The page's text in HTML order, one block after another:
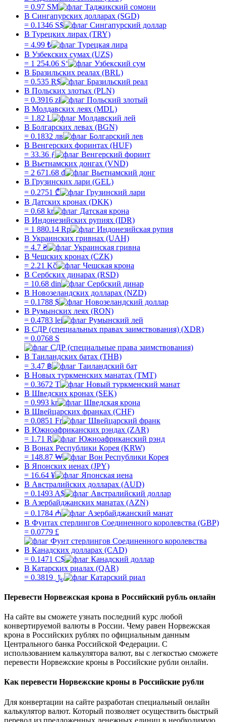
= 0.97 SM
В Сингапурских долларах (SGD)
= 0.1346 S$
В Турецких лирах (TRY)
= 4.99 ₺
В Узбекских сумах (UZS)
= 1 254.06 Sʻ
В Бразильских реалах (BRL)
= 0.535 R$
В Польских злотых (PLN)
= 0.3916 zł
В Молдавских леях (MDL)
= 1.82 L
В Болгарских левах (BGN)
= 0.1832 лв
В Венгерских форинтах (HUF)
= 33.36 ƒ
В Вьетнамских донгах (VND)
= 2 671.68 ₫
В Грузинских лари (GEL)
= 0.2751 ₾
В Датских кронах (DKK)
= 0.68 kr
В Индонезийских рупиях (IDR)
= 1 880.14 Rp
В Украинских гривнах (UAH)
= 4.7 ₴
В Чешских кронах (CZK)
= 2.21 Kč
В Сербских динарах (RSD)
= 10.68 din
В Новозеландских долларах (NZD)
= 0.1788 $
В Румынских леях (RON)
= 0.4783 lei
В СДР (специальных правах заимствования) (XDR)
= 0.0768 S
В Таиландских батах (THB)
= 3.47 ฿
В Новых туркменских манатах (TMT)
= 0.3672 T
В Шведских кронах (SEK)
= 0.993 kr
В Швейцарских франках (CHF)
= 0.0851 Fr
В Южноафриканских рэндах (ZAR)
= 1.71 R
В Вонах Республики Корея (KRW)
= 148.87 ₩
В Японских иенах (JPY)
= 16.64 ¥
В Австралийских долларах (AUD)
= 0.1493 A$
В Азербайджанских манатах (AZN)
= 0.1784 ₼
В Фунтах стерлингов Соединенного королевства (GBP)
= 0.0779 £
В Канадских долларах (CAD)
= 0.1471 C$
В Катарских риалах (QAR)
= 0.3819 ﷼
Перевести Норвежская крона в Российский рубль онлайн
На сайте вы сможете узнать последний курс любой
конвертируемой валюты в России. Чему равен Норвежская
крона в Российских рублях по официальным данным
Центрального банка Российской Федерации. С
использованием калькулятора валют, вы с легкостью сможете
перевести Норвежские кроны в Российские рубли онлайн.
Как перевести Норвежские кроны в Российские рубли
Для конвертации на сайте разработан специальный онлайн
калькулятор валют. Который позволяет осуществить быстрый
перевод из предложенных денежных единиц в необходимую